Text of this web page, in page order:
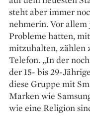
steht aber immer
nehmerin. Vor allem
Probleme hatten,
mitzuhalten, zählen
Telefon. „In der
der 15- bis 29-
diese Gruppe mit
Marken wie
wie eine Religion